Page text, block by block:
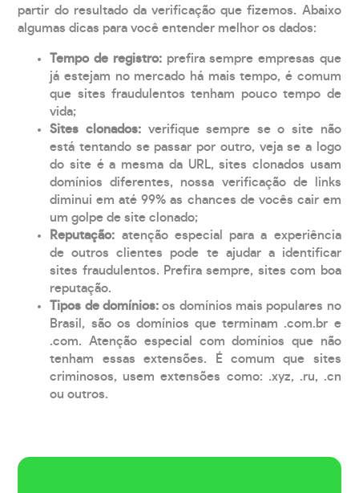
partir do resultado da verificação que fizemos. Abaixo
algumas dicas para você entender melhor os dados:
Tempo de registro: prefira sempre empresas que
já estejam no mercado há mais tempo, é comum
que sites fraudulentos tenham pouco tempo de
vida;
Sites clonados: verifique sempre se o site não
está tentando se passar por outro, veja se a logo
do site é a mesma da URL, sites clonados usam
domínios diferentes, nossa verificação de links
diminui em até 99% as chances de vocês cair em
um golpe de site clonado;
Reputação: atenção especial para a experiência
de outros clientes pode te ajudar a identificar
sites fraudulentos. Prefira sempre, sites com boa
reputação.
Tipos de domínios:os domínios mais populares no
Brasil, são os domínios que terminam .com.br e
.com. Atenção especial com domínios que não
tenham essas extensões. É comum que sites
criminosos, usem extensões como: .xyz, .ru, .cn
ou outros.